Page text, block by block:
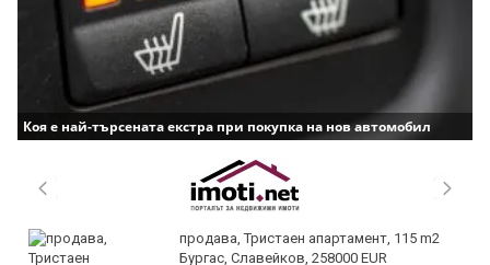
Коя е най-търсената екстра при покупка на нов автомобил
продава, Тристаен апартамент, 115 m2
Бургас, Славейков, 258000 EUR